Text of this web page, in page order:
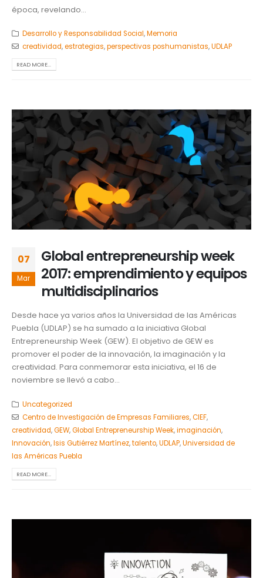
época, revelando...
Desarrollo y Responsabilidad Social,Memoria
creatividad,estrategias,perspectivas poshumanistas,UDLAP
READ MORE...
07
Mar
Global entrepreneurship week
2017: emprendimiento y equipos
multidisciplinarios
Desde hace ya varios años la Universidad de las Américas
Puebla (UDLAP) se ha sumado a la iniciativa Global
Entrepreneurship Week (GEW). El objetivo de GEW es
promover el poder de la innovación, la imaginación y la
creatividad. Para conmemorar esta iniciativa, el 16 de
noviembre se llevó a cabo...
Uncategorized
Centro de Investigación de Empresas Familiares,CIEF,
creatividad,GEW,Global Entrepreneurship Week,imaginación,
Innovación,Isis Gutiérrez Martínez,talento,UDLAP,Universidad de
las Américas Puebla
READ MORE...